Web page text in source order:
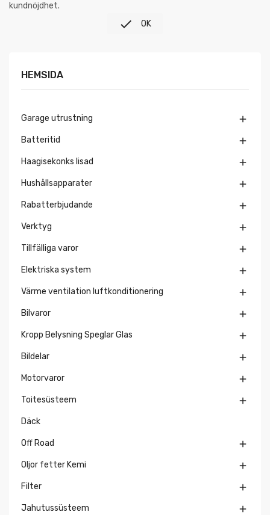
kundnöjdhet.
 OK
HEMSIDA
Garage utrustning 
Batteritid 
Haagisekonks lisad 
Hushållsapparater 
Rabatterbjudande 
Verktyg 
Tillfälliga varor 
Elektriska system 
Värme ventilation luftkonditionering 
Bilvaror 
Kropp Belysning Speglar Glas 
Bildelar 
Motorvaror 
Toitesüsteem 
Däck
Off Road 
Oljor fetter Kemi 
Filter 
Jahutussüsteem 